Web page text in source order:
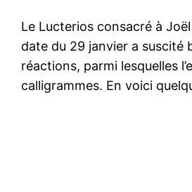
Le Lucterios consacré à
date du 29 janvier a suscité
réactions, parmi lesquelles
calligrammes. En voici